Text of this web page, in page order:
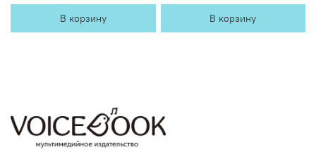
В корзину В корзину